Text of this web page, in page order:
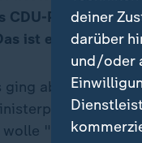
00:06 04:31
CDU-
ist eine tiefe
ging aber auch um
wolle "relativ
deiner
darüber
und/oder